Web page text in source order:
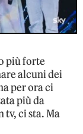
più forte
alcuni dei
per ora ci
più da
tv, ci sta. Ma